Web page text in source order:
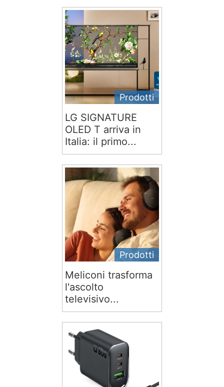
Prodotti
LG SIGNATURE
OLED T arriva in
Italia: il primo...
Prodotti
Meliconi trasforma
l'ascolto
televisivo...